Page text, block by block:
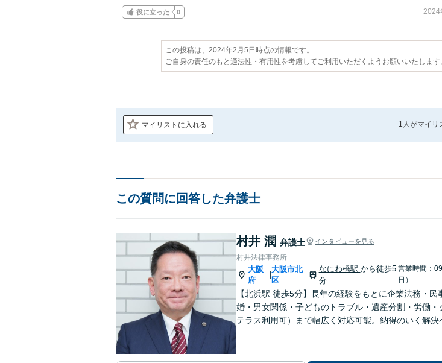
役に立った 0 2024
この投稿は、2024年2月5日時点の情報です。
ご自身の責任のもと適法性・有用性を考慮してご利用いただくようお願いいたします
マイリストに入れる 1人がマイリ
この質問に回答した弁護士
村井 潤 弁護士 インタビューを見る
村井法律事務所
大阪
府
大阪市北
区
なにわ橋駅 から徒歩5
分
営業時間：
日）
【北浜駅 徒歩5分】長年の経験をもとに企業法務・民
婚・男女関係・子どものトラブル・遺産分割・労働・
テラス利用可）まで幅広く対応可能。納得のいく解決